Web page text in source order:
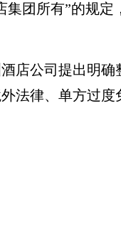
团所有”的规定
公司提出明确
法律、单方过